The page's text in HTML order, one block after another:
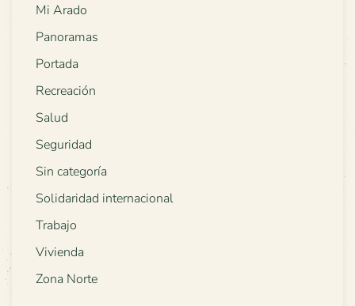
Mi Arado
Panoramas
Portada
Recreación
Salud
Seguridad
Sin categoría
Solidaridad internacional
Trabajo
Vivienda
Zona Norte